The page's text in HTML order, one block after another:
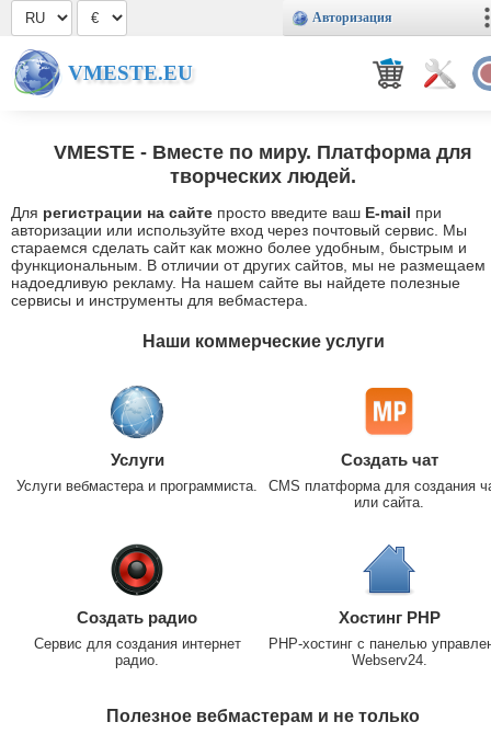
Авторизация
VMESTE.EU
VMESTE - Вместе по миру. Платформа для
творческих людей.
Для регистрации на сайте просто введите ваш E-mail при
авторизации или используйте вход через почтовый сервис. Мы
стараемся сделать сайт как можно более удобным, быстрым и
функциональным. В отличии от других сайтов, мы не размещаем
надоедливую рекламу. На нашем сайте вы найдете полезные
сервисы и инструменты для вебмастера.
Наши коммерческие услуги
Услуги
Услуги вебмастера и программиста.
Создать чат
CMS платформа для создания
или сайта.
Создать радио
Сервис для создания интернет
радио.
Хостинг PHP
PHP-хостинг с панелью
Webserv24.
Полезное вебмастерам и не только